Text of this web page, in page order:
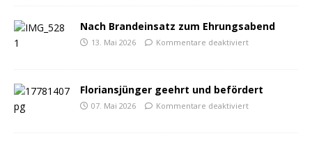
Nach Brandeinsatz zum Ehrungsabend
13. Mai 2026 Kommentare deaktiviert
Floriansjünger geehrt und befördert
07. Mai 2026 Kommentare deaktiviert